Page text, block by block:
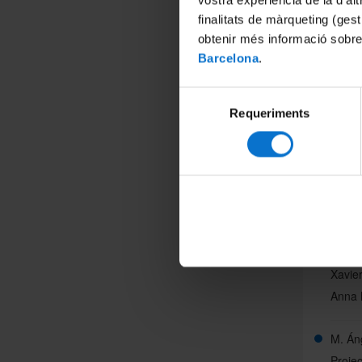
finalitats de màrqueting
obtenir més informació
Barcelona.
consentiment
Requeriments
Anna
M.